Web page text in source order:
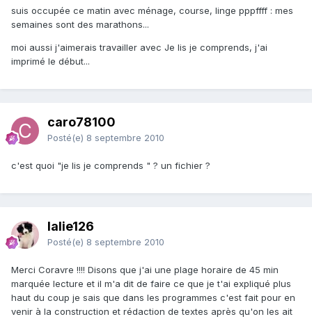
suis occupée ce matin avec ménage, course, linge pppffff : mes
semaines sont des marathons...
moi aussi j'aimerais travailler avec Je lis je comprends, j'ai
imprimé le début...
caro78100
Posté(e) 8 septembre 2010
c'est quoi "je lis je comprends " ? un fichier ?
lalie126
Posté(e) 8 septembre 2010
Merci Coravre !!!! Disons que j'ai une plage horaire de 45 min
marquée lecture et il m'a dit de faire ce que je t'ai expliqué plus
haut du coup je sais que dans les programmes c'est fait pour en
venir à la construction et rédaction de textes après qu'on les ait